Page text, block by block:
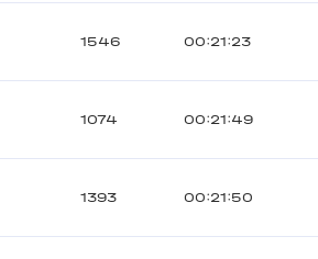
1546 00:21:23
1074 00:21:49
1393 00:21:50